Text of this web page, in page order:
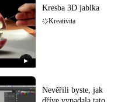
▶
Kresba 3D jablka
Kreativita
Nevěřili byste, jak